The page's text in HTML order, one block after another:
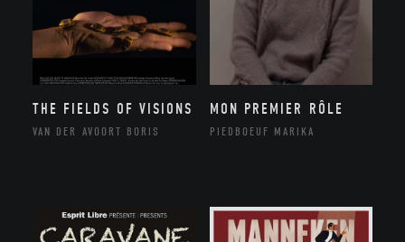
THE FIELDS OF VISIONS
VAN DER AVOORT BORIS
MON PREMIER RÔLE
PIEDBOEUF MARIKA